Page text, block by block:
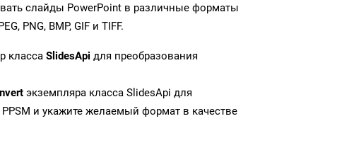
слайды PowerPoint в различные форматы
PNG, BMP, GIF и TIFF.
класса SlidesApi для преобразования
экземпляра класса SlidesApi для
и укажите желаемый формат в качестве